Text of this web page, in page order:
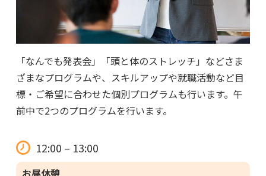
「なんでも発表会」「頭と体のストレッチ」などさま
ざまなプログラムや、スキルアップや就職活動など目
標・ご希望に合わせた個別プログラムも行います。午
前中で2つのプログラムを行います。
12:00 – 13:00
お昼休憩